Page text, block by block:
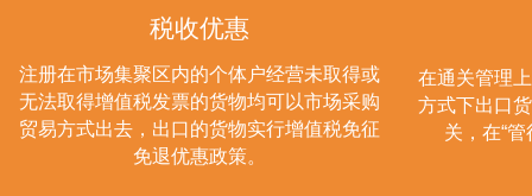
税收优惠
注册在市场集聚区内的个体户经营未取得或
无法取得增值税发票的货物均可以市场采购
贸易方式出去，出口的货物实行增值税免征
免退优惠政策。
在通关管理
方式下出口
关，在“管